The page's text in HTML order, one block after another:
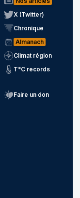
X (Twitter)
Chronique
Almanach
Climat région
T°C records
Faire un don